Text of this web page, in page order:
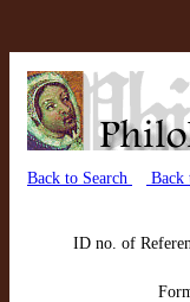
Back to Search Back
ID no. of